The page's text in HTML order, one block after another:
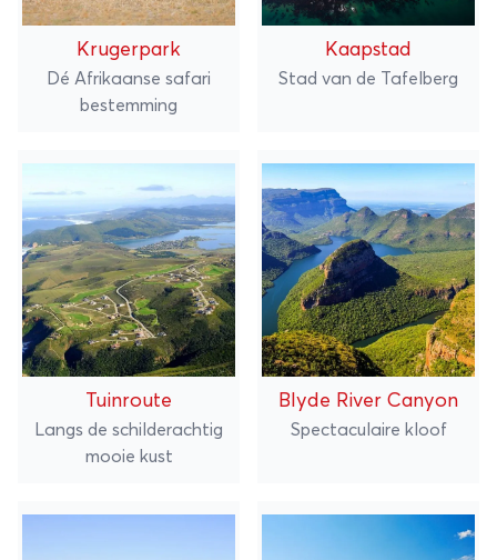
Krugerpark
Dé Afrikaanse safari
bestemming
Kaapstad
Stad van de Tafelberg
Tuinroute
Langs de schilderachtig
mooie kust
Blyde River Canyon
Spectaculaire kloof